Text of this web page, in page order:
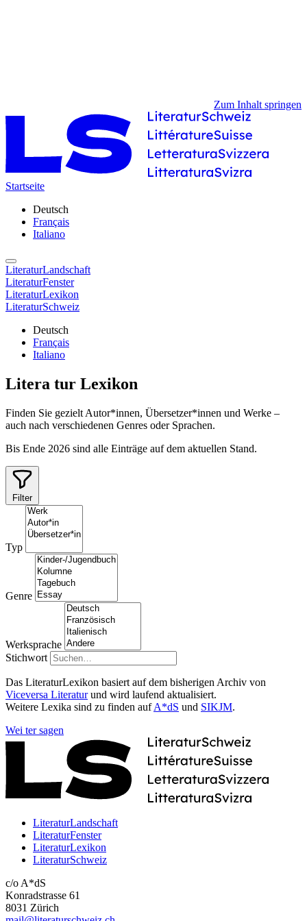
Zum Inhalt springen
Startseite
Deutsch
Français
Italiano
LiteraturLandschaft
LiteraturFenster
LiteraturLexikon
LiteraturSchweiz
Deutsch
Français
Italiano
Litera tur Lexikon
Finden Sie gezielt Autor*innen, Übersetzer*innen und Werke –
auch nach verschiedenen Genres oder Sprachen.
Bis Ende 2026 sind alle Einträge auf dem aktuellen Stand.
Filter
Typ
Genre
Werksprache
Stichwort
Das LiteraturLexikon basiert auf dem bisherigen Archiv von
Viceversa Literaturund wird laufend aktualisiert.
Weitere Lexika sind zu finden aufA*dS und SIKJM.
Wei ter sagen
LiteraturLandschaft
LiteraturFenster
LiteraturLexikon
LiteraturSchweiz
c/o A*dS
Konradstrasse 61
8031 Zürich